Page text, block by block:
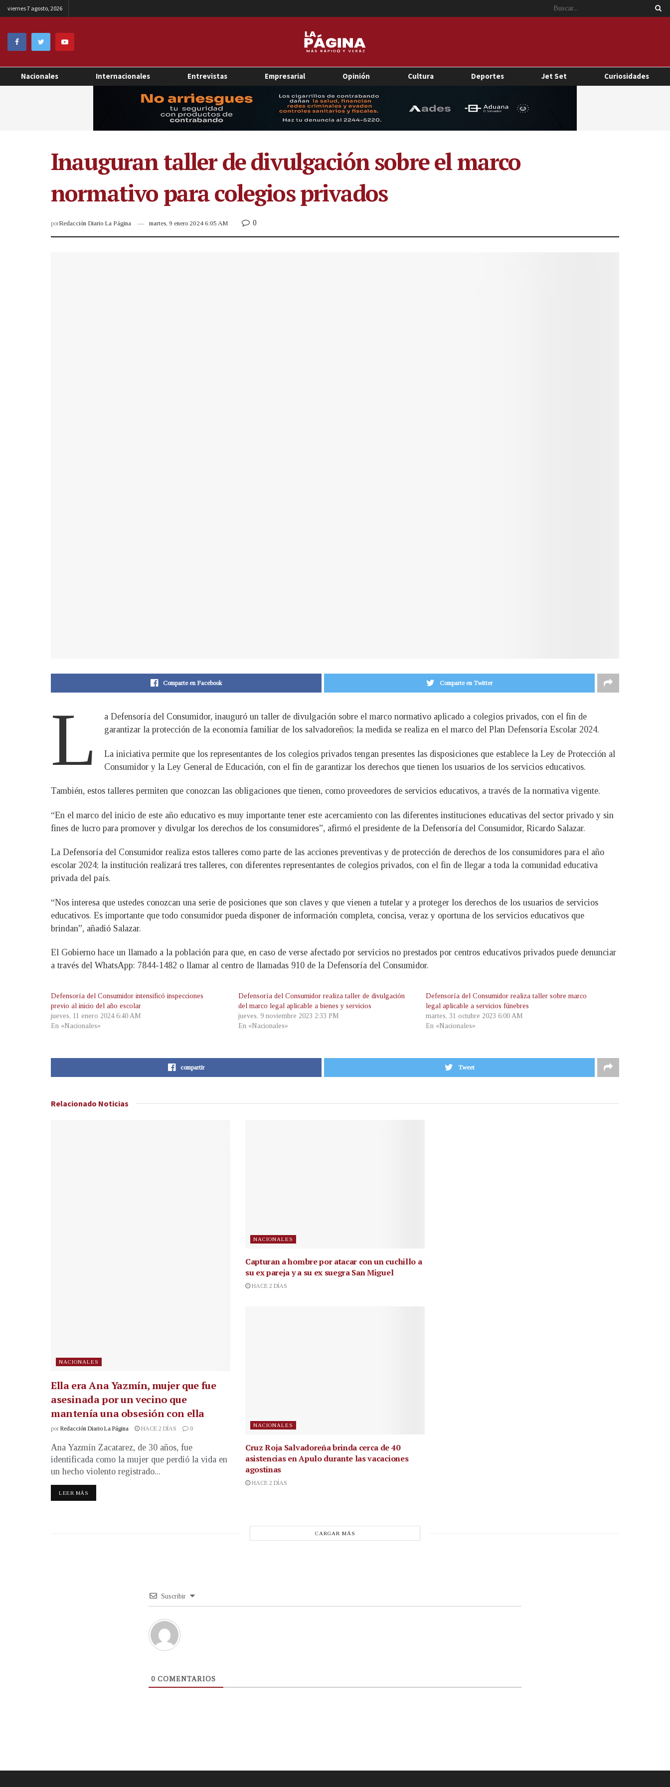
viernes 7 agosto, 2026
Nacionales Internacionales Entrevistas Empresarial Opinión Cultura Deportes Jet Set Curiosidades
Inauguran taller de divulgación sobre el marco
normativo para colegios privados
porRedacción Diario La Página martes, 9 enero 2024 6:05 AM 0
Comparte en Facebook Comparte en Twitter
L
a Defensoría del Consumidor, inauguró un taller de divulgación sobre el marco normativo aplicado a colegios privados, con el fin de
garantizar la protección de la economía familiar de los salvadoreños; la medida se realiza en el marco del Plan Defensoría Escolar 2024.
La iniciativa permite que los representantes de los colegios privados tengan presentes las disposiciones que establece la Ley de Protección al
Consumidor y la Ley General de Educación, con el fin de garantizar los derechos que tienen los usuarios de los servicios educativos.
También, estos talleres permiten que conozcan las obligaciones que tienen, como proveedores de servicios educativos, a través de la normativa vigente.
“En el marco del inicio de este año educativo es muy importante tener este acercamiento con las diferentes instituciones educativas del sector privado y sin
fines de lucro para promover y divulgar los derechos de los consumidores”, afirmó el presidente de la Defensoría del Consumidor, Ricardo Salazar.
La Defensoría del Consumidor realiza estos talleres como parte de las acciones preventivas y de protección de derechos de los consumidores para el año
escolar 2024; la institución realizará tres talleres, con diferentes representantes de colegios privados, con el fin de llegar a toda la comunidad educativa
privada del país.
“Nos interesa que ustedes conozcan una serie de posiciones que son claves y que vienen a tutelar y a proteger los derechos de los usuarios de servicios
educativos. Es importante que todo consumidor pueda disponer de información completa, concisa, veraz y oportuna de los servicios educativos que
brindan”, añadió Salazar.
El Gobierno hace un llamado a la población para que, en caso de verse afectado por servicios no prestados por centros educativos privados puede denunciar
a través del WhatsApp: 7844-1482 o llamar al centro de llamadas 910 de la Defensoría del Consumidor.
Defensoría del Consumidor intensificó inspecciones
previo al inicio del año escolar
jueves, 11 enero 2024 6:40 AM
En «Nacionales»
Defensoría del Consumidor realiza taller de divulgación
del marco legal aplicable a bienes y servicios
jueves, 9 noviembre 2023 2:33 PM
En «Nacionales»
Defensoría del Consumidor realiza taller sobre marco
legal aplicable a servicios fúnebres
martes, 31 octubre 2023 6:00 AM
En «Nacionales»
compartir Tweet
Relacionado Noticias
NACIONALES
Ella era Ana Yazmín, mujer que fue
asesinada por un vecino que
mantenía una obsesión con ella
por Redacción Diario La Página HACE 2 DÍAS 0
Ana Yazmín Zacatarez, de 30 años, fue
identificada como la mujer que perdió la vida en
un hecho violento registrado...
LEER MÁS
NACIONALES
Capturan a hombre por atacar con un cuchillo a
su ex pareja y a su ex suegra San Miguel
HACE 2 DÍAS
NACIONALES
Cruz Roja Salvadoreña brinda cerca de 40
asistencias en Apulo durante las vacaciones
agostinas
HACE 2 DÍAS
CARGAR MÁS
Suscribir
0 COMENTARIOS